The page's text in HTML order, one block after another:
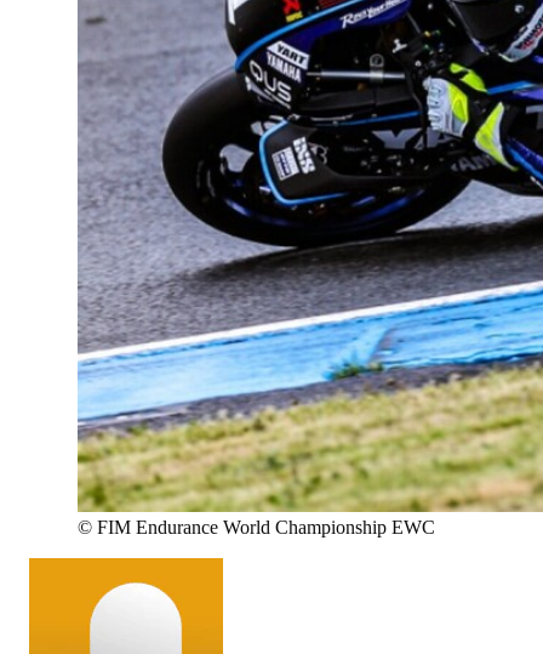
© FIM Endurance World Championship EWC